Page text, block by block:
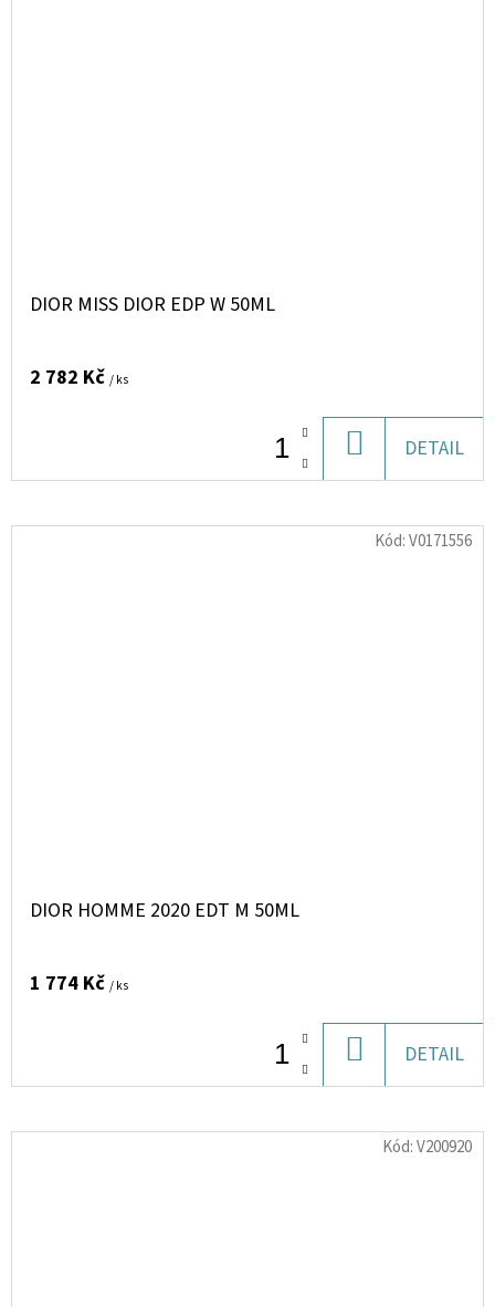
DIOR MISS DIOR EDP W 50ML
2 782 Kč / ks
KOŠÍKU
DETAIL
DIOR HOMME 2020 EDT M 50ML
1 774 Kč / ks
KOŠÍKU
DETAIL
Kód:V0171556
Kód:V200920